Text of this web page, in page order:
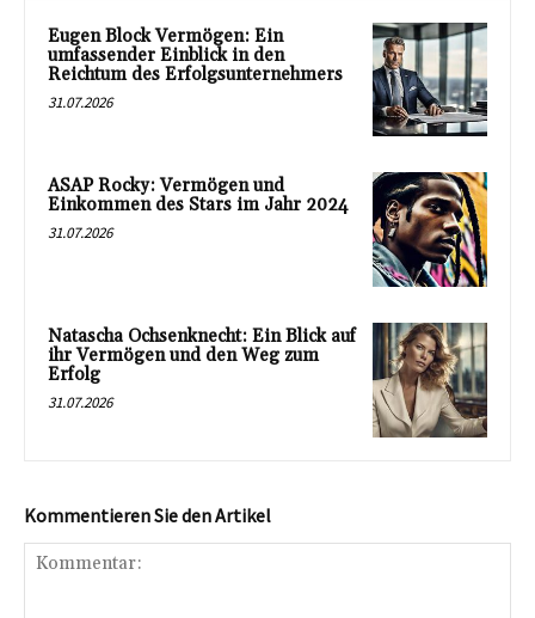
Eugen Block Vermögen: Ein
umfassender Einblick in den
Reichtum des Erfolgsunternehmers
31.07.2026
ASAP Rocky: Vermögen und
Einkommen des Stars im Jahr 2024
31.07.2026
Natascha Ochsenknecht: Ein Blick auf
ihr Vermögen und den Weg zum
Erfolg
31.07.2026
Kommentieren Sie den Artikel